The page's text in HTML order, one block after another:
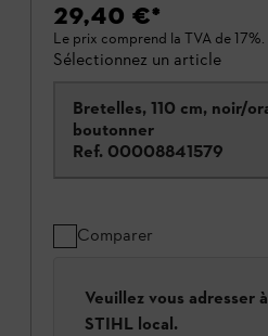
29,40 €*
Le prix comprend la TVA de 17%.
Sélectionnez un article
Bretelles, 110 cm, noir/
boutonner
Ref. 00008841579
Comparer
Veuillez vous adresser
STIHL local.